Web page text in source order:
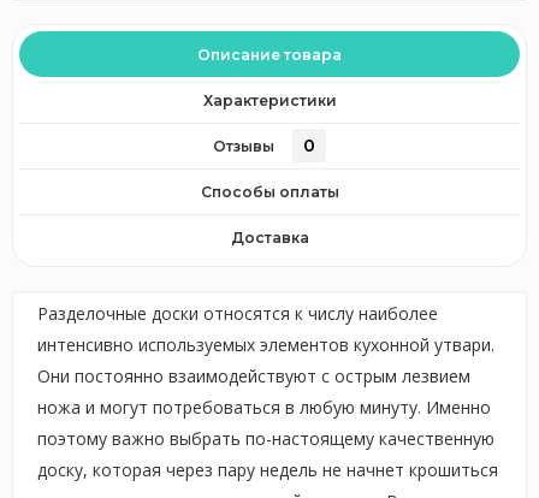
Описание товара
Характеристики
Отзывы 0
Способы оплаты
Доставка
Разделочные доски относятся к числу наиболее
интенсивно используемых элементов кухонной утвари.
Они постоянно взаимодействуют с острым лезвием
ножа и могут потребоваться в любую минуту. Именно
поэтому важно выбрать по-настоящему качественную
доску, которая через пару недель не начнет крошиться